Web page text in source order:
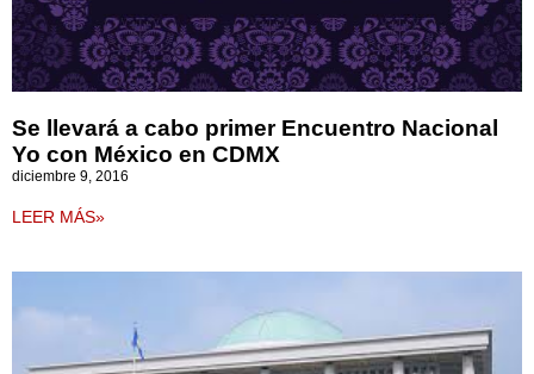
Se llevará a cabo primer Encuentro Nacional
Yo con México en CDMX
diciembre 9, 2016
LEER MÁS»